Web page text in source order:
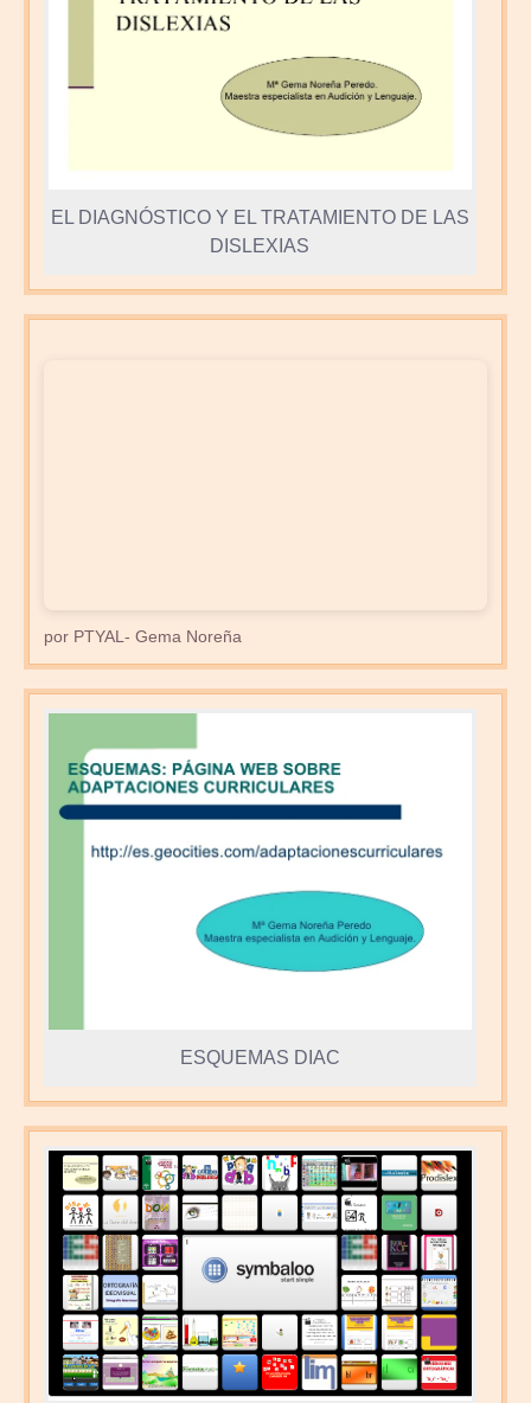
EL DIAGNÓSTICO Y EL TRATAMIENTO DE LAS
DISLEXIAS
por PTYAL- Gema Noreña
ESQUEMAS DIAC